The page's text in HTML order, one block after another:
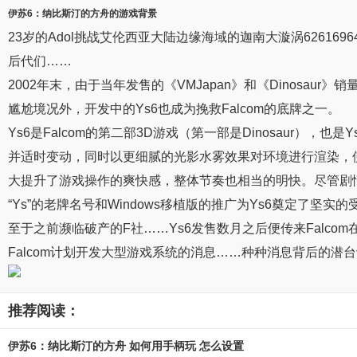
伊苏6 ： 纳比斯汀的方舟的游戏背景
23岁的Adol挑战艾伦西亚大陆边缘海域的迦南大漩涡
后代们……
2002年末，由于当年发售的《VMJapan》和《Dinosaur》销
尴尬境况外，开发中的Ys6也成为挽救Falcom的底牌之一。
Ys6是Falcom的第二部3D游戏（第一部是Dinosaur），也是
并适时变动，同时以更细腻的光影水雾效果对环境进行渲染
大提升了游戏操作的爽快感，整体节奏也相当的明快。尽管
“Ys”的老牌名号和Windows移植版的推广为Ys6奠定了坚实
至于之前濒临破产的F社……Ys6发售数月之后便传来Falcom
Falcom计划开发大型游戏系统的消息……种种消息背后的潜台
推荐阅读：
伊苏6：纳比斯汀的方舟 如何用手柄玩 怎么设置